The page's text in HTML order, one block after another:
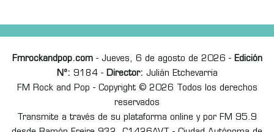
Fmrockandpop.com- Jueves, 6 de agosto de 2026 - Edición
Nº: 9184 - Director: Julián Etchevarria
FM Rock and Pop - Copyright © 2026 Todos los derechos
reservados
Transmite a través de su plataforma online y por FM 95.9